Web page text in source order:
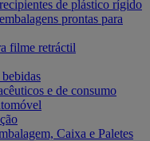
de plástico rígido
prontas para
filme retráctil
e de consumo
Caixa e Paletes